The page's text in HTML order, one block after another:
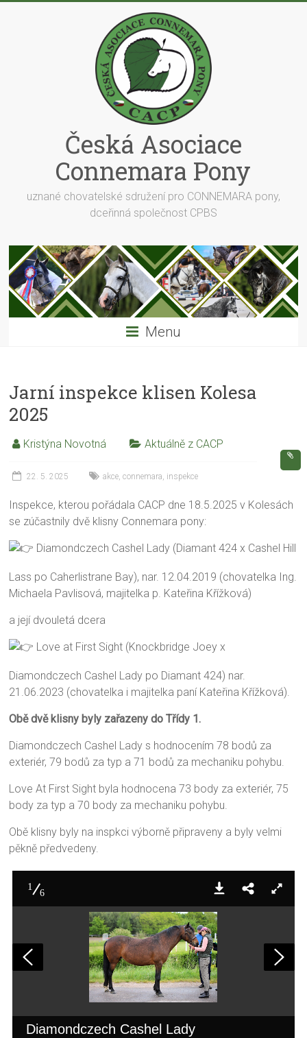
Česká Asociace
Connemara Pony
uznané chovatelské sdružení pro CONNEMARA pony,
dceřinná společnost CPBS
Menu
Jarní inspekce klisen Kolesa
2025
Kristýna Novotná Aktuálně z CACP
22. 5. 2025 akce,connemara, inspekce
Inspekce, kterou pořádala CACP dne 18.5.2025 v Kolesách
se zúčastnily dvě klisny Connemara pony:
Diamondczech Cashel Lady (Diamant 424 x Cashel Hill
Lass po Caherlistrane Bay), nar. 12.04.2019 (chovatelka Ing.
Michaela Pavlisová, majitelka p. Kateřina Křížková)
a její dvouletá dcera
Love at First Sight (Knockbridge Joey x
Diamondczech Cashel Lady po Diamant 424) nar.
21.06.2023 (chovatelka i majitelka paní Kateřina Křížková).
Obě dvě klisny byly zařazeny do Třídy 1.
Diamondczech Cashel Lady s hodnocením 78 bodů za
exteriér, 79 bodů za typ a 71 bodů za mechaniku pohybu.
Love At First Sight byla hodnocena 73 body za exteriér, 75
body za typ a 70 body za mechaniku pohybu.
Obě klisny byly na inspkci výborně připraveny a byly velmi
pěkně předvedeny.
1
6
Diamondczech Cashel Lady